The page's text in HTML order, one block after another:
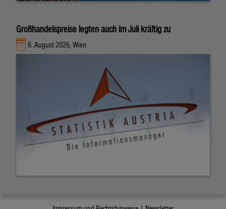
Großhandelspreise legten auch im Juli kräftig zu
6. August 2026, Wien